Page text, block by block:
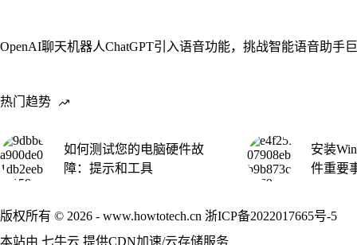
OpenAI聊天机器人ChatGPT引入语音功能，挑战智能语音助手
热门趋势
如何测试您的电脑硬件故
障：提示和工具
安装
件重要
版权所有 © 2026 - www.howtotech.cn 浙ICP备2022017665号-5
本站由 七牛云 提供CDN加速/云存储服务